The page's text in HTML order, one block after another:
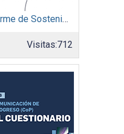
Informe de Sostenibilidad 2025: Parque Arauco
Visitas:712